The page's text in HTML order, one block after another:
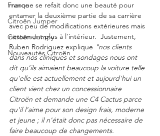
France
Citroën Jumper
Citroën Jumpy
Nouveautés Citroën
marque se refait donc une beauté pour
entamer la deuxième partie de sa carrière
avec peu de modifications extérieures mais
nettement plus à l'intérieur.  Justement,
Ruben Rodriguez explique "nos clients
dans nos cliniques et sondages nous ont
dit qu'ils aimaient beaucoup la voiture telle
qu'elle est actuellement et aujourd'hui un
client vient chez un concessionnaire
Citroën et demande une C4 Cactus parce
qu'il l'aime pour son design frais, moderne
et jeune ; il n'était donc pas nécessaire de
faire beaucoup de changements.